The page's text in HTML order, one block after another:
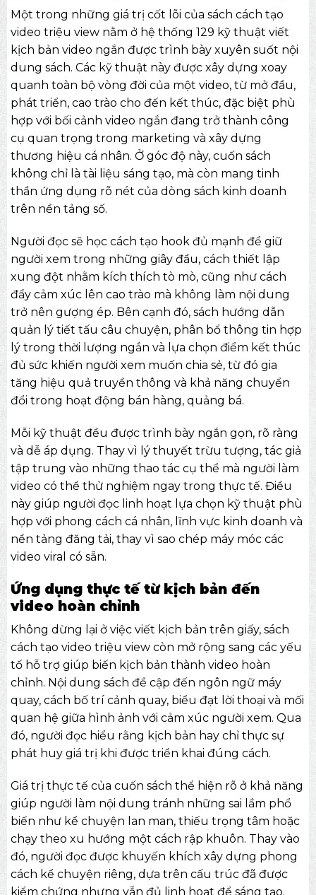
Một trong những giá trị cốt lõi của sách cách tạo
video triệu view nằm ở hệ thống 129 kỹ thuật viết
kịch bản video ngắn được trình bày xuyên suốt nội
dung sách. Các kỹ thuật này được xây dựng xoay
quanh toàn bộ vòng đời của một video, từ mở đầu,
phát triển, cao trào cho đến kết thúc, đặc biệt phù
hợp với bối cảnh video ngắn đang trở thành công
cụ quan trọng trong marketing và xây dựng
thương hiệu cá nhân. Ở góc độ này, cuốn sách
không chỉ là tài liệu sáng tạo, mà còn mang tinh
thần ứng dụng rõ nét của dòng sách kinh doanh
trên nền tảng số.
Người đọc sẽ học cách tạo hook đủ mạnh để giữ
người xem trong những giây đầu, cách thiết lập
xung đột nhằm kích thích tò mò, cũng như cách
đẩy cảm xúc lên cao trào mà không làm nội dung
trở nên gượng ép. Bên cạnh đó, sách hướng dẫn
quản lý tiết tấu câu chuyện, phân bổ thông tin hợp
lý trong thời lượng ngắn và lựa chọn điểm kết thúc
đủ sức khiến người xem muốn chia sẻ, từ đó gia
tăng hiệu quả truyền thông và khả năng chuyển
đổi trong hoạt động bán hàng, quảng bá.
Mỗi kỹ thuật đều được trình bày ngắn gọn, rõ ràng
và dễ áp dụng. Thay vì lý thuyết trừu tượng, tác giả
tập trung vào những thao tác cụ thể mà người làm
video có thể thử nghiệm ngay trong thực tế. Điều
này giúp người đọc linh hoạt lựa chọn kỹ thuật phù
hợp với phong cách cá nhân, lĩnh vực kinh doanh và
nền tảng đăng tải, thay vì sao chép máy móc các
video viral có sẵn.
Ứng dụng thực tế từ kịch bản đến
video hoàn chỉnh
Không dừng lại ở việc viết kịch bản trên giấy, sách
cách tạo video triệu view còn mở rộng sang các yếu
tố hỗ trợ giúp biến kịch bản thành video hoàn
chỉnh. Nội dung sách đề cập đến ngôn ngữ máy
quay, cách bố trí cảnh quay, biểu đạt lời thoại và mối
quan hệ giữa hình ảnh với cảm xúc người xem. Qua
đó, người đọc hiểu rằng kịch bản hay chỉ thực sự
phát huy giá trị khi được triển khai đúng cách.
Giá trị thực tế của cuốn sách thể hiện rõ ở khả năng
giúp người làm nội dung tránh những sai lầm phổ
biến như kể chuyện lan man, thiếu trọng tâm hoặc
chạy theo xu hướng một cách rập khuôn. Thay vào
đó, người đọc được khuyến khích xây dựng phong
cách kể chuyện riêng, dựa trên cấu trúc đã được
kiểm chứng nhưng vẫn đủ linh hoạt để sáng tạo.